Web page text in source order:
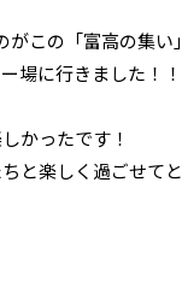
この「富高の集い
場に行きました！！
かったです！
と楽しく過ごせて